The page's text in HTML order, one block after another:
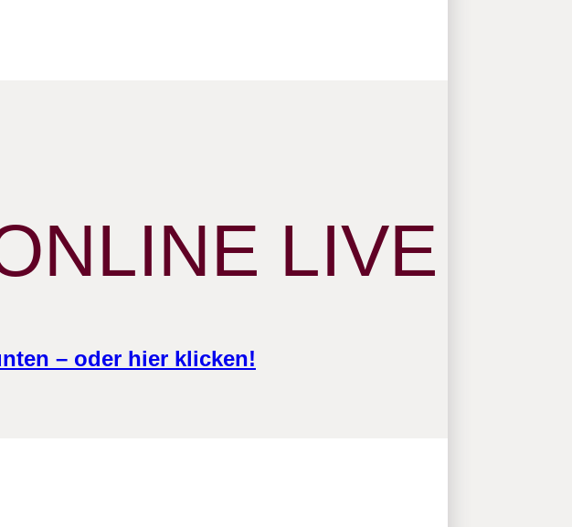
LIVE
– oder hier klicken!